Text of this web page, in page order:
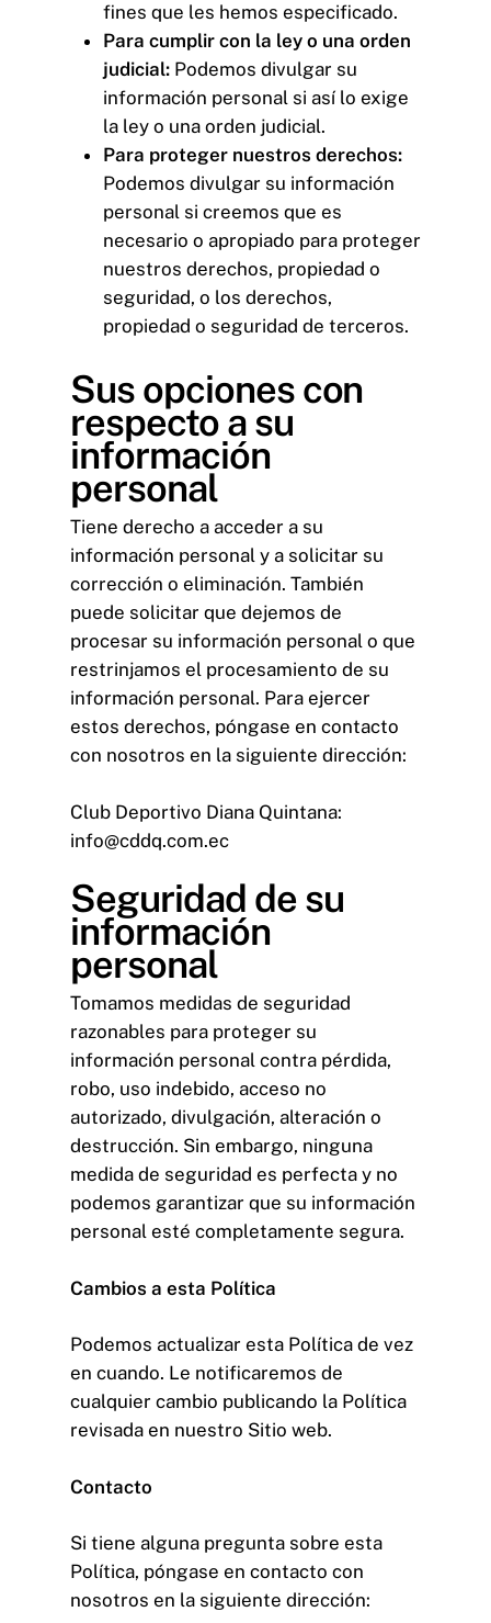
fines que les hemos especificado.
Para cumplir con la ley o una orden
judicial: Podemos divulgar su
información personal si así lo exige
la ley o una orden judicial.
Para proteger nuestros derechos:
Podemos divulgar su información
personal si creemos que es
necesario o apropiado para proteger
nuestros derechos, propiedad o
seguridad, o los derechos,
propiedad o seguridad de terceros.
Sus opciones con
respecto a su
información
personal
Tiene derecho a acceder a su
información personal y a solicitar su
corrección o eliminación. También
puede solicitar que dejemos de
procesar su información personal o que
restrinjamos el procesamiento de su
información personal. Para ejercer
estos derechos, póngase en contacto
con nosotros en la siguiente dirección:
Club Deportivo Diana Quintana:
info@cddq.com.ec
Seguridad de su
información
personal
Tomamos medidas de seguridad
razonables para proteger su
información personal contra pérdida,
robo, uso indebido, acceso no
autorizado, divulgación, alteración o
destrucción. Sin embargo, ninguna
medida de seguridad es perfecta y no
podemos garantizar que su información
personal esté completamente segura.
Cambios a esta Política
Podemos actualizar esta Política de vez
en cuando. Le notificaremos de
cualquier cambio publicando la Política
revisada en nuestro Sitio web.
Contacto
Si tiene alguna pregunta sobre esta
Política, póngase en contacto con
nosotros en la siguiente dirección: